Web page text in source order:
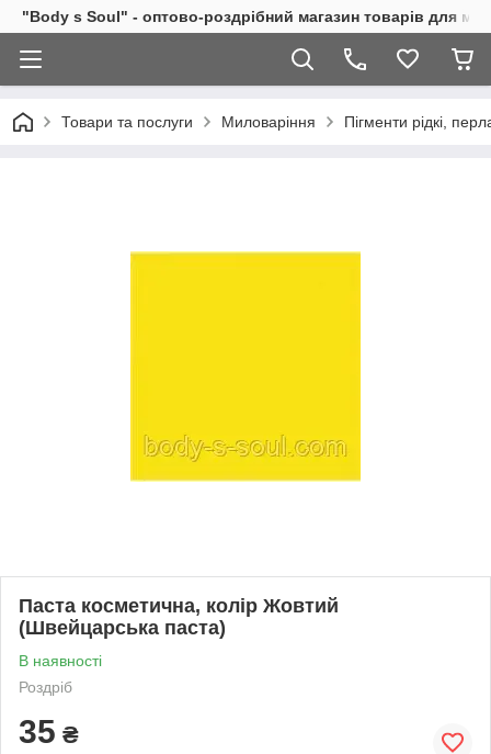
"Body s Soul" - оптово-роздрібний магазин товарів для
Товари та послуги Миловаріння Пігменти рідкі,
Паста косметична, колір Жовтий
(Швейцарська паста)
В наявності
Роздріб
35 ₴